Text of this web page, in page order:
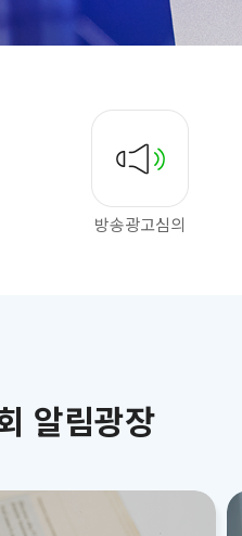
방송광고심의
알림광장